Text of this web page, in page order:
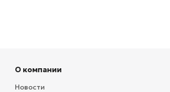
О компании
Новости